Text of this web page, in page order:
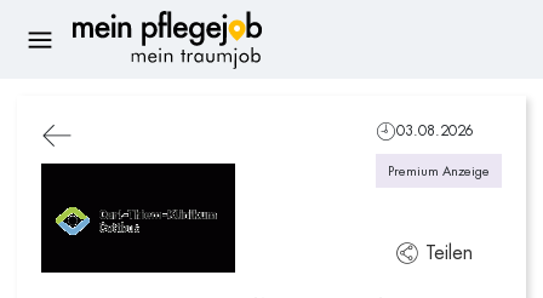
03.08.2026
Premium Anzeige
Teilen